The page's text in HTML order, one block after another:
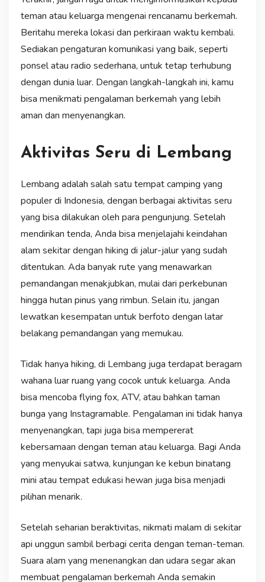
teman atau keluarga mengenai rencanamu berkemah.
Beritahu mereka lokasi dan perkiraan waktu kembali.
Sediakan pengaturan komunikasi yang baik, seperti
ponsel atau radio sederhana, untuk tetap terhubung
dengan dunia luar. Dengan langkah-langkah ini, kamu
bisa menikmati pengalaman berkemah yang lebih
aman dan menyenangkan.
Aktivitas Seru di Lembang
Lembang adalah salah satu tempat camping yang
populer di Indonesia, dengan berbagai aktivitas seru
yang bisa dilakukan oleh para pengunjung. Setelah
mendirikan tenda, Anda bisa menjelajahi keindahan
alam sekitar dengan hiking di jalur-jalur yang sudah
ditentukan. Ada banyak rute yang menawarkan
pemandangan menakjubkan, mulai dari perkebunan
hingga hutan pinus yang rimbun. Selain itu, jangan
lewatkan kesempatan untuk berfoto dengan latar
belakang pemandangan yang memukau.
Tidak hanya hiking, di Lembang juga terdapat beragam
wahana luar ruang yang cocok untuk keluarga. Anda
bisa mencoba flying fox, ATV, atau bahkan taman
bunga yang Instagramable. Pengalaman ini tidak hanya
menyenangkan, tapi juga bisa mempererat
kebersamaan dengan teman atau keluarga. Bagi Anda
yang menyukai satwa, kunjungan ke kebun binatang
mini atau tempat edukasi hewan juga bisa menjadi
pilihan menarik.
Setelah seharian beraktivitas, nikmati malam di sekitar
api unggun sambil berbagi cerita dengan teman-teman.
Suara alam yang menenangkan dan udara segar akan
membuat pengalaman berkemah Anda semakin